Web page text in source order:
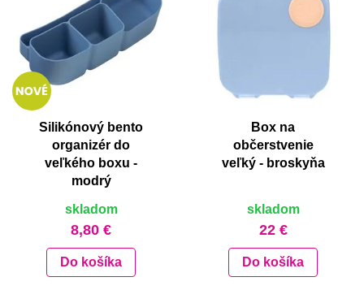
Silikónový bento
organizér do
veľkého boxu -
modrý
skladom
8,80 €
Do košíka
Box na
občerstvenie
veľký - broskyňa
skladom
22 €
Do košíka